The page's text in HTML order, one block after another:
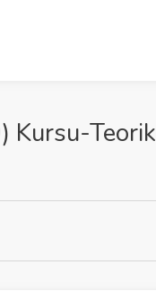
Kursu-Teorik